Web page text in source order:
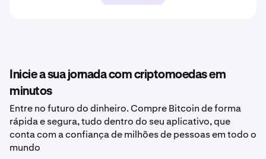
Inicie a sua jornada com criptomoedas em
minutos
Entre no futuro do dinheiro. Compre Bitcoin de forma
rápida e segura, tudo dentro do seu aplicativo, que
conta com a confiança de milhões de pessoas em todo o
mundo